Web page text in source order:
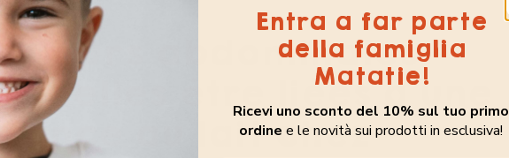
abdominales
elles être liées à une
au lait chez
Entra a far parte
della famiglia
Matatie!
Ricevi uno sconto del 10% sul tuo primo
ordine e le novità sui prodotti in esclusiva!